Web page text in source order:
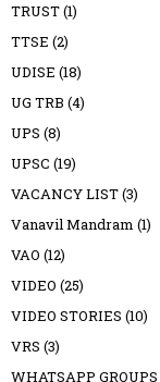
TRUST(1)
TTSE (2)
UDISE (18)
UG TRB (4)
UPS (8)
UPSC (19)
VACANCY LIST(3)
Vanavil Mandram (1)
VAO (12)
VIDEO (25)
VIDEO STORIES (10)
VRS (3)
WHATSAPP GROUPS